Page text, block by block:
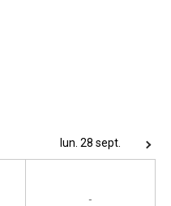
lun. 28 sept.
-